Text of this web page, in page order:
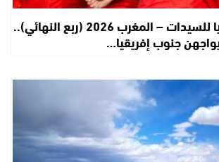
كأس أمم إفريقيا للسيدات – المغرب 2026 (ربع النهائي)..
جنوب إفريقيا…